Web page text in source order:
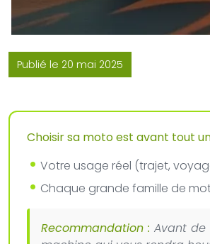
Publié le 20 mai 2025
Choisir sa moto est avant tout
Votre usage réel (trajet,
Chaque grande famille de
Recommandation : Avant de